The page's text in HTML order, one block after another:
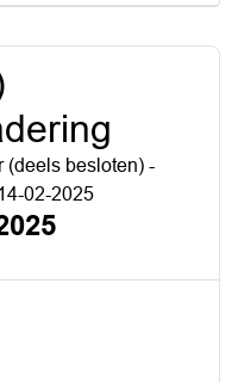
(deels besloten) -
02-2025